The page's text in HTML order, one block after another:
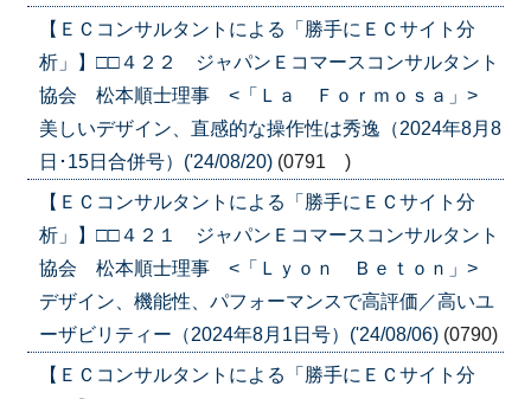
【ＥＣコンサルタントによる「勝手にＥＣサイト分
析」】□□４２２ ジャパンＥコマースコンサルタント
協会 松本順士理事 <「Ｌａ Ｆｏｒｍｏｓａ」>
美しいデザイン、直感的な操作性は秀逸（2024年8月8
日･15日合併号）('24/08/20) (0791 )
【ＥＣコンサルタントによる「勝手にＥＣサイト分
析」】□□４２１ ジャパンＥコマースコンサルタント
協会 松本順士理事 <「Ｌｙｏｎ Ｂｅｔｏｎ」>
デザイン、機能性、パフォーマンスで高評価／高いユ
ーザビリティー（2024年8月1日号）('24/08/06) (0790)
【ＥＣコンサルタントによる「勝手にＥＣサイト分